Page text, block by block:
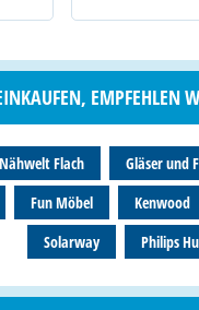
EMPFEHLEN
Nähwelt Flach Gläser und
Fun Möbel Kenwood
Solarway
Philips